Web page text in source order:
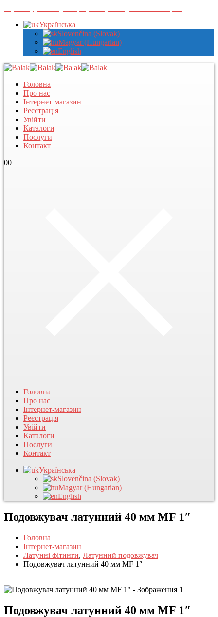
Українська
Slovenčina (Slovak)
Magyar (Hungarian)
English
Головна
Про нас
Інтернет-магазин
Реєстрація
Увійти
Каталоги
Послуги
Контакт
00
Головна
Про нас
Інтернет-магазин
Реєстрація
Увійти
Каталоги
Послуги
Контакт
Українська
Slovenčina (Slovak)
Magyar (Hungarian)
English
Подовжувач латунний 40 мм MF 1″
Головна
Інтернет-магазин
Латунні фітинги, Латунний подовжувач
Подовжувач латунний 40 мм MF 1″
Подовжувач латунний 40 мм MF 1″